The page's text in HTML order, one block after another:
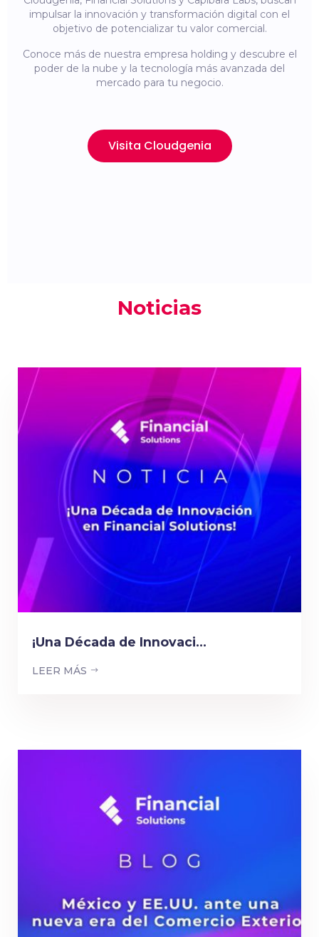
impulsar la innovación y transformación digital con el
objetivo de potencializar tu valor comercial.
Conoce más de nuestra empresa holding y descubre el
poder de la nube y la tecnología más avanzada del
mercado para tu negocio.
Visita Cloudgenia
Noticias
¡Una Década de Innovaci...
LEER MÁS